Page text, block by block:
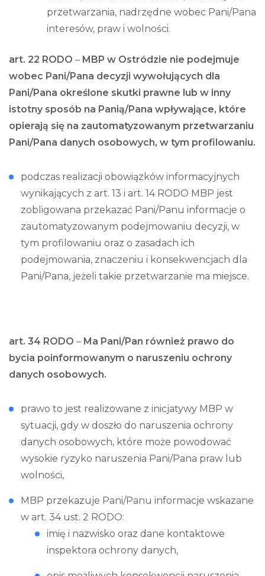
przetwarzania, nadrzędne wobec Pani/Pana
interesów, praw i wolności.
art. 22 RODO – MBP w Ostródzie nie podejmuje
wobec Pani/Pana decyzji wywołujących dla
Pani/Pana określone skutki prawne lub w inny
istotny sposób na Panią/Pana wpływające, które
opierają się na zautomatyzowanym przetwarzaniu
Pani/Pana danych osobowych, w tym profilowaniu.
podczas realizacji obowiązków informacyjnych
wynikających z art. 13 i art. 14 RODO MBP jest
zobligowana przekazać Pani/Panu informacje o
zautomatyzowanym podejmowaniu decyzji, w
tym profilowaniu oraz o zasadach ich
podejmowania, znaczeniu i konsekwencjach dla
Pani/Pana, jeżeli takie przetwarzanie ma miejsce.
art. 34 RODO – Ma Pani/Pan również prawo do
bycia poinformowanym o naruszeniu ochrony
danych osobowych.
prawo to jest realizowane z inicjatywy MBP w
sytuacji, gdy w doszło do naruszenia ochrony
danych osobowych, które może powodować
wysokie ryzyko naruszenia Pani/Pana praw lub
wolności,
MBP przekazuje Pani/Panu informacje wskazane
w art. 34 ust. 2 RODO:
imię i nazwisko oraz dane kontaktowe
inspektora ochrony danych,